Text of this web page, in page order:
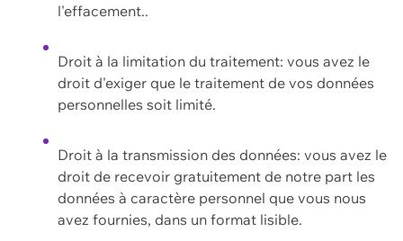
l'effacement..
Droit à la limitation du traitement: vous avez le
droit d'exiger que le traitement de vos données
personnelles soit limité.
Droit à la transmission des données: vous avez le
droit de recevoir gratuitement de notre part les
données à caractère personnel que vous nous
avez fournies, dans un format lisible.